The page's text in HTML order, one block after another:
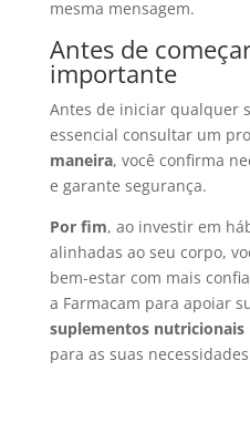
mesma mensagem.
Antes de
importante
Antes de iniciar qualquer
essencial consultar um
maneira, você confirma
e garante segurança.
Por fim, ao investir em
alinhadas ao seu corpo,
bem-estar com mais
a Farmacam para apoiar
suplementos nutricionais
para as suas